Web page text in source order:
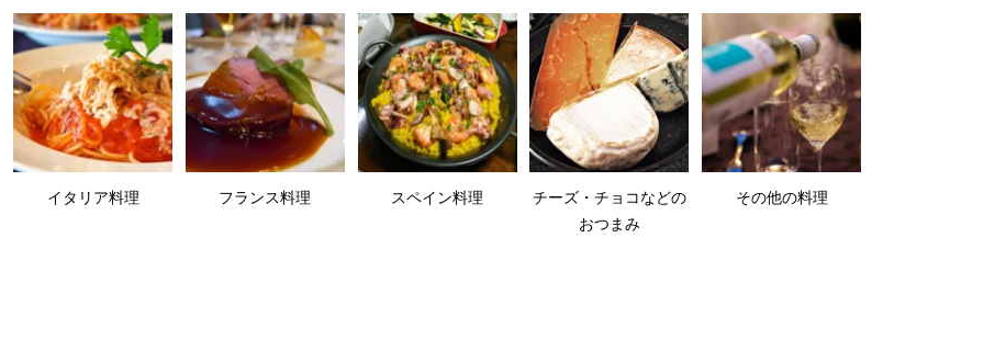
イタリア料理 フランス料理 スペイン料理
チーズ・チョコなどの
おつまみ
その他の料理